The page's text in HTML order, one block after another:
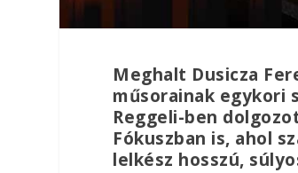
Meghalt Dusicza
műsorainak egykori
Reggeli-ben
Fókuszban is, ahol
lelkész hosszú,